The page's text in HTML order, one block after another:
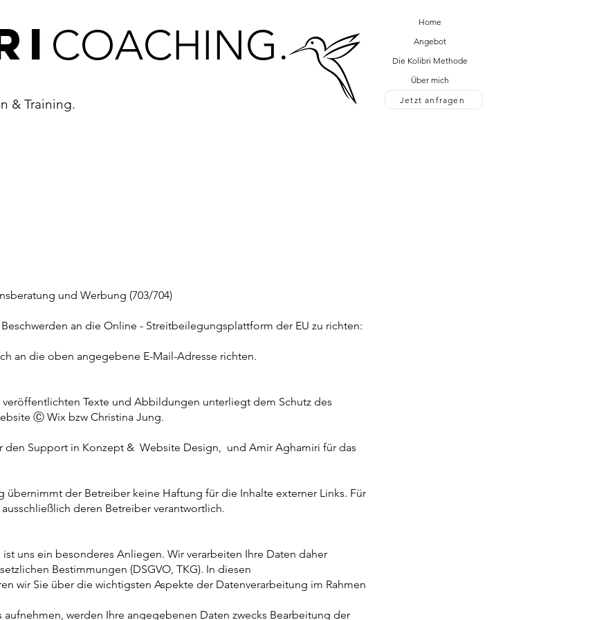
COACHING.
& Training.
Home
Angebot
Die Kolibri Methode
Über mich
Jetzt anfragen
Jetzt anfragen
und Werbung (703/704)
an die Online - Streitbeilegungsplattform der EU zu richten:
an die oben angegebene E-Mail-Adresse richten.
Texte und Abbildungen unterliegt dem Schutz des
Ⓒ Wix bzw Christina Jung.
den Support in Konzept & Website Design, und Amir Aghamiri für das
übernimmt der Betreiber keine Haftung für die Inhalte externer Links. Für
deren Betreiber verantwortlich.
uns ein besonderes Anliegen. Wir verarbeiten Ihre Daten daher
Bestimmungen (DSGVO, TKG). In diesen
wir Sie über die wichtigsten Aspekte der Datenverarbeitung im Rahmen
werden Ihre angegebenen Daten zwecks Bearbeitung der